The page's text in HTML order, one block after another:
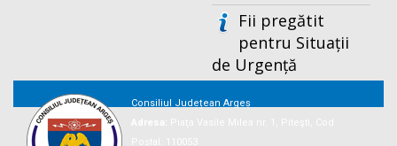
Fii pregătit
pentru Situații
de Urgență
Consiliul Județean Argeș